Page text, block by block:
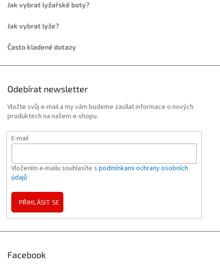
Jak vybrat lyžařské boty?
Jak vybrat lyže?
Často kladené dotazy
Odebírat newsletter
Vložte svůj e-mail a my vám budeme zasílat informace o nových
produktech na našem e-shopu.
E-mail
Vložením e-mailu souhlasíte s podmínkami ochrany osobních
údajů
PŘIHLÁSIT SE
Facebook